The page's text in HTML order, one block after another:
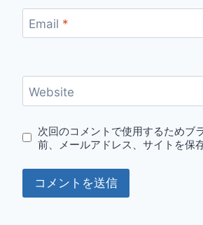
Email *
Website
次回のコメントで使用するためブ
前、メールアドレス、サイトを保